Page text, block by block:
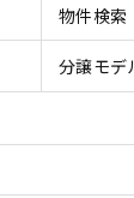
物件検索
分譲モデ